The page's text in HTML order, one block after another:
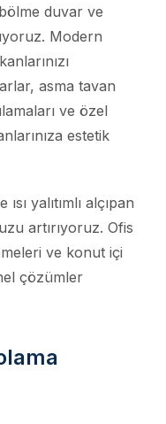
duvar ve
Modern
asma tavan
ve özel
estetik
yalıtımlı alçıpan
artırıyoruz. Ofis
ve konut içi
çözümler